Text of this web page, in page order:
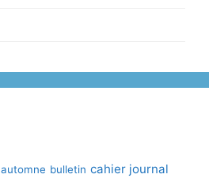
automne bulletin cahier journal